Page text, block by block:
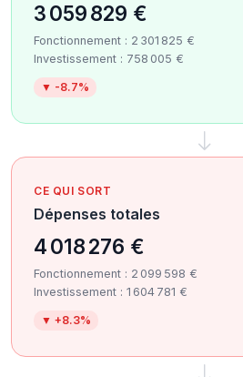
3 059 829 €
Fonctionnement : 2 301 825 €
Investissement : 758 005 €
▼ -8.7%
CE QUI SORT
Dépenses totales
4 018 276 €
Fonctionnement : 2 099 598 €
Investissement : 1 604 781 €
▼ +8.3%